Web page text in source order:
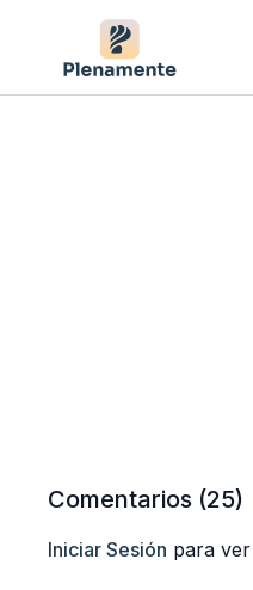
Comentarios (25)
Iniciar Sesión para